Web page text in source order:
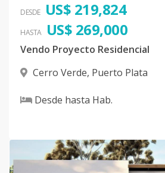
DESDE US$ 219,824
HASTA US$ 269,000
Vendo Proyecto Residencial
Cerro Verde, Puerto Plata
Desde hasta Hab.